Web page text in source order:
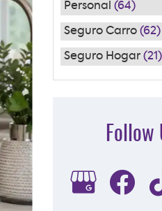
Personal (64)
Seguro Carro (62)
Seguro Hogar (21)
Follow